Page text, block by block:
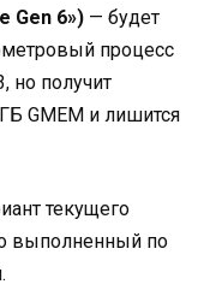
Gen 6») — будет
процесс
но получит
GMEM и лишится
текущего
выполненный по